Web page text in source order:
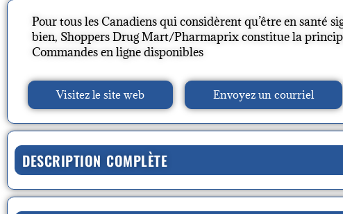
Pour tous les Canadiens qui considèrent qu’être en santé
bien, Shoppers Drug Mart/Pharmaprix constitue la
Commandes en ligne disponibles
Visitez le site web Envoyez un courriel
DESCRIPTION COMPLÈTE